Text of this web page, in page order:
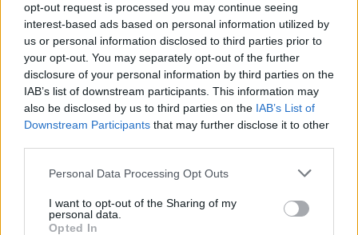
opt-out request is processed you may continue seeing
interest-based ads based on personal information utilized by
us or personal information disclosed to third parties prior to
your opt-out. You may separately opt-out of the further
disclosure of your personal information by third parties on the
IAB’s list of downstream participants. This information may
also be disclosed by us to third parties on the IAB’s List of
Downstream Participants that may further disclose it to other
Personal Data Processing Opt Outs
I want to opt-out of the Sharing of my
personal data.
Opted In
Alpha Bank: Για πρώτη φορά το Αρχαίο Θέατρο Επιδαύρου άνοιξε τις
πύλες του σε όλους
ESG Report 2025: Πώς η ΑΒ Βασιλόπουλος μετατρέπει τη
βιωσιμότητα σε καθημερινή πράξη
ΠΕΡΙΣΣΌΤΕΡΑ ΣΕ ΑΥΤΉ ΤΗΝ ΚΑΤΗΓΟΡΊΑ